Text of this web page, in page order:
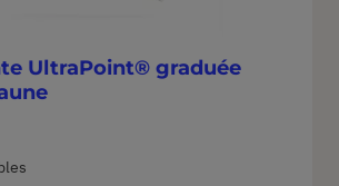
UltraPoint® graduée